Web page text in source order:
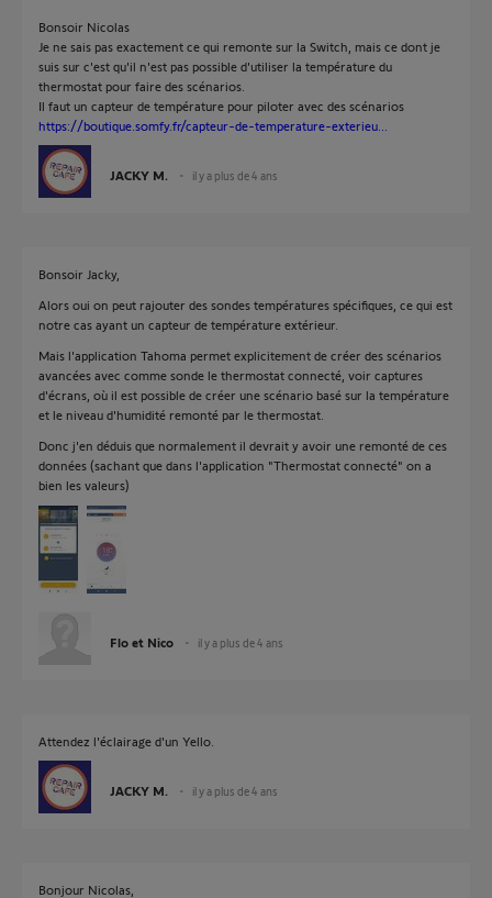
Bonsoir Nicolas
Je ne sais pas exactement ce qui remonte sur la Switch, mais ce dont je
suis sur c'est qu'il n'est pas possible d'utiliser la température du
thermostat pour faire des scénarios.
Il faut un capteur de température pour piloter avec des scénarios
https://boutique.somfy.fr/capteur-de-temperature-exterieu...
JACKY M. il y a plus de 4 ans
Bonsoir Jacky,
Alors oui on peut rajouter des sondes températures spécifiques, ce qui est
notre cas ayant un capteur de température extérieur.
Mais l'application Tahoma permet explicitement de créer des scénarios
avancées avec comme sonde le thermostat connecté, voir captures
d'écrans, où il est possible de créer une scénario basé sur la température
et le niveau d'humidité remonté par le thermostat.
Donc j'en déduis que normalement il devrait y avoir une remonté de ces
données (sachant que dans l'application "Thermostat connecté" on a
bien les valeurs)
Flo et Nico il y a plus de 4 ans
Attendez l'éclairage d'un Yello.
JACKY M. il y a plus de 4 ans
Bonjour Nicolas,